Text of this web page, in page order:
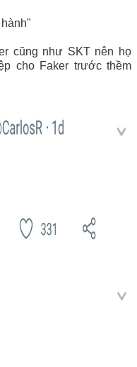
cũng như SKT nên họ
cho Faker trước thềm